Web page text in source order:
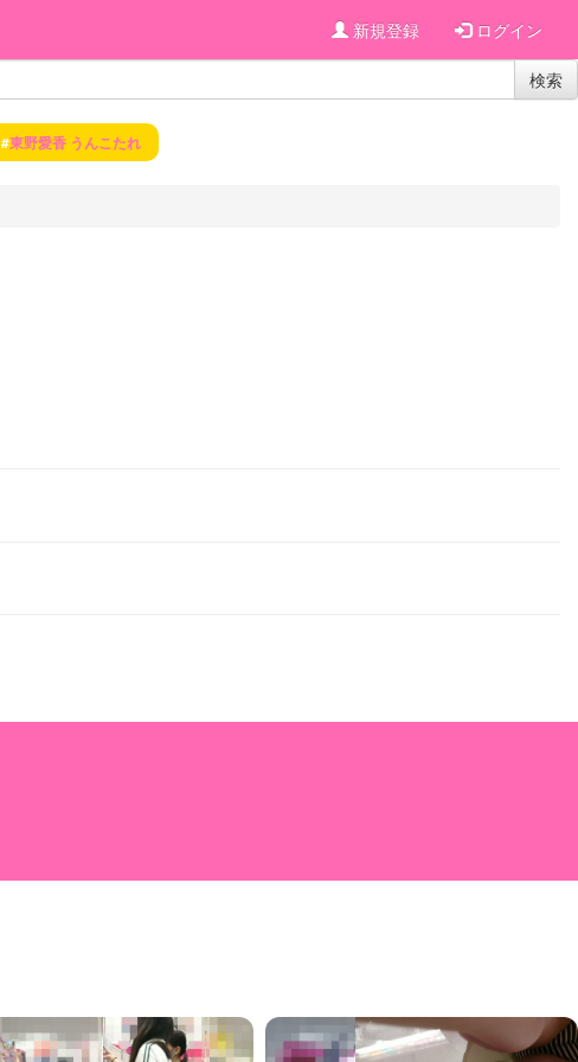
新規登録 ログイン
検索
#東野愛香 うんこたれ